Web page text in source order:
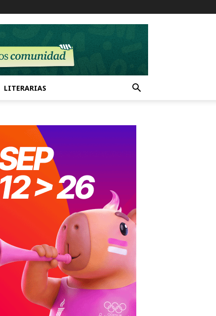
LITERARIAS